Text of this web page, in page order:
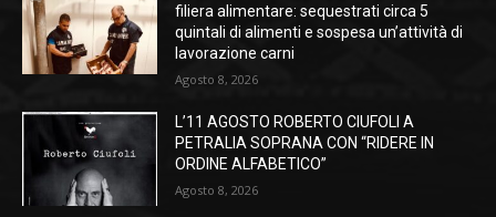
filiera alimentare: sequestrati circa 5
quintali di alimenti e sospesa un’attività di
lavorazione carni
Agosto 8, 2026
L’11 AGOSTO ROBERTO CIUFOLI A
PETRALIA SOPRANA CON “RIDERE IN
ORDINE ALFABETICO”
Agosto 8, 2026